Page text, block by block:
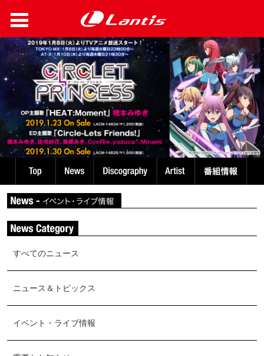
すべてのニュース
ニュース＆トピックス
イベント・ライブ情報